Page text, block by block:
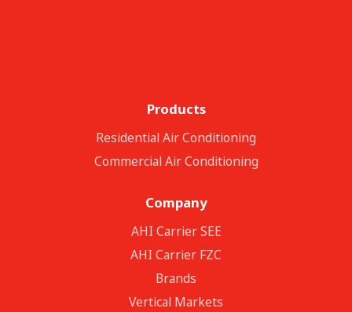
Products
Residential Air Conditioning
Commercial Air Conditioning
Company
ΑΗΙ Carrier SEE
AHI Carrier FZC
Brands
Vertical Markets